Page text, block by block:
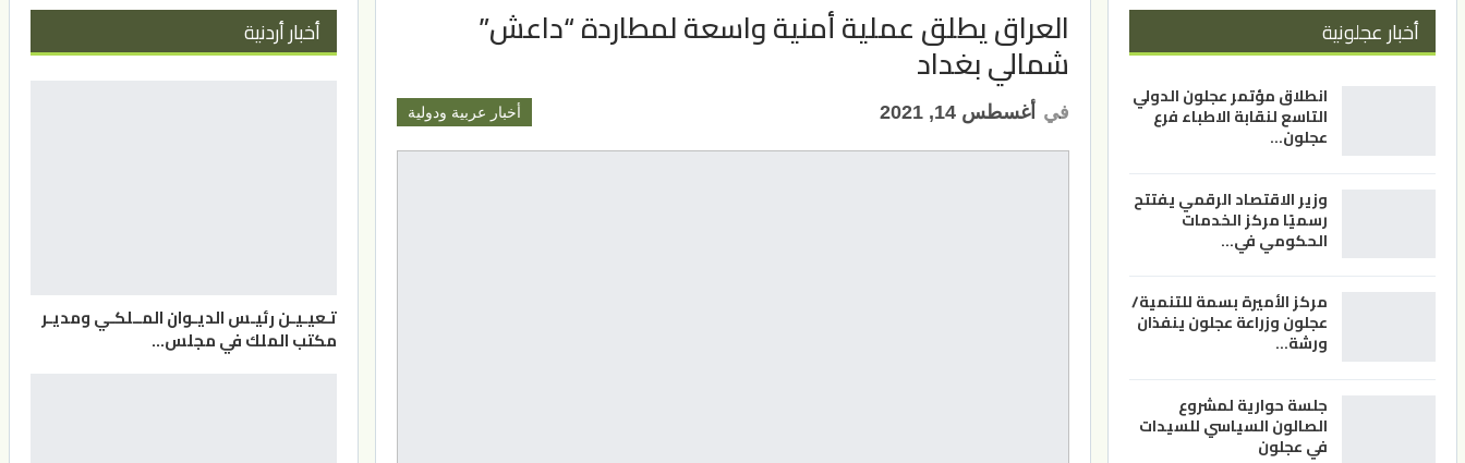
العراق يطلق عملية أمنية واسعة لمطاردة “داعش”
شمالي بغداد
أخبار عربية ودولية في أغسطس 14, 2021
أخبار عجلونية
انطلاق مؤتمر عجلون الدولي
التاسع لنقابة الاطباء فرع
عجلون…
وزير الاقتصاد الرقمي يفتتح
رسميًا مركز الخدمات
الحكومي في…
مركز الأميرة بسمة للتنمية/
عجلون وزراعة عجلون ينفذان
ورشة…
جلسة حوارية لمشروع
الصالون السياسي للسيدات
في عجلون
أخبار أردنية
تـعيـيـن رئيـس الديـوان المــلكـي ومديـر
مكتب الملك في مجلس…